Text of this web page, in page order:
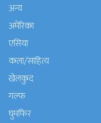
अन्य
अमेरिका
एसिया
कला/साहित्य
खेलकुद
गल्फ
घुमफिर